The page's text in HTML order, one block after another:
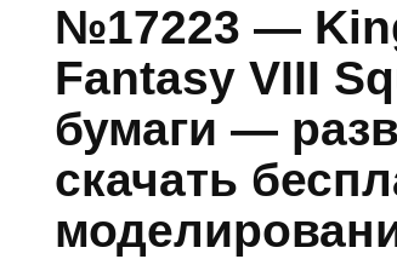
№17223 —
Fantasy VIII
бумаги —
скачать